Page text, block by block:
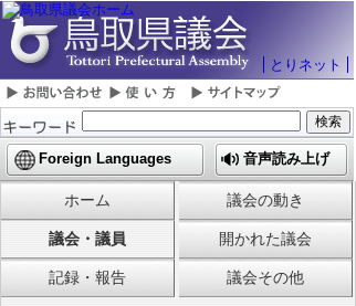
とりネット
Foreign Languages 音声読み上げ
ホーム 議会の動き
議会・議員 開かれた議会
記録・報告 議会その他